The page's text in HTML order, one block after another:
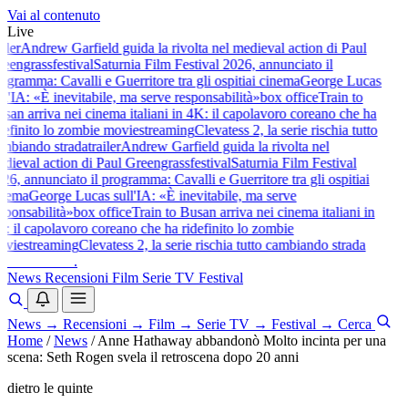
Vai al contenuto
Live
Andrew Garfield guida la rivolta nel medieval action di Paul
festivalSaturnia Film Festival 2026, annunciato il
Cavalli e Guerritore tra gli ospitiai cinemaGeorge Lucas
«È inevitabile, ma serve responsabilità»box officeTrain to
arriva nei cinema italiani in 4K: il capolavoro coreano che ha
lo zombie moviestreamingClevatess 2, la serie rischia tutto
stradatrailerAndrew Garfield guida la rivolta nel
action di Paul GreengrassfestivalSaturnia Film Festival
annunciato il programma: Cavalli e Guerritore tra gli ospitiai
George Lucas sull'IA: «È inevitabile, ma serve
box officeTrain to Busan arriva nei cinema italiani in
il capolavoro coreano che ha ridefinito lo zombie
streamingClevatess 2, la serie rischia tutto cambiando strada
.
News Recensioni Film Serie TV Festival
News → Recensioni → Film → Serie TV → Festival → Cerca
Home / News / Anne Hathaway abbandonò Molto incinta per una
scena: Seth Rogen svela il retroscena dopo 20 anni
dietro le quinte